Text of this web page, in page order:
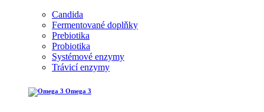
Candida
Fermentované doplňky
Prebiotika
Probiotika
Systémové enzymy
Trávicí enzymy
Omega 3